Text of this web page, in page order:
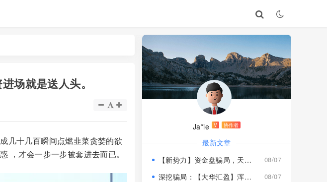
场就是送人头。
几十几百瞬间点燃韭菜贪婪的欲
，才会一步一步被套进去而已。
Ja*ie V 协作者
最新文章
【新势力】资金盘骗局，天宫国际和平娱乐的狗推换个马甲又来割韭菜！
08/07
深挖骗局：【大华汇盈】浑身造假，冒用演员充当总监，啼笑皆非！ 08/07